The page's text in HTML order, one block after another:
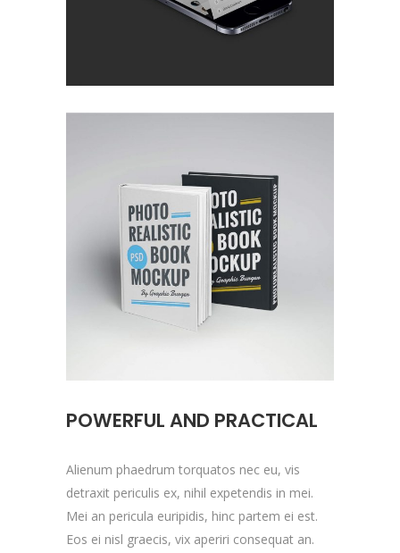
POWERFUL AND PRACTICAL
Alienum phaedrum torquatos nec eu, vis
detraxit periculis ex, nihil expetendis in mei.
Mei an pericula euripidis, hinc partem ei est.
Eos ei nisl graecis, vix aperiri consequat an.